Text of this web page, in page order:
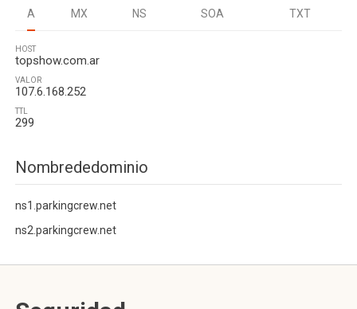
A MX NS SOA TXT
HOST
topshow.com.ar
VALOR
107.6.168.252
TTL
299
Nombrededominio
ns1.parkingcrew.net
ns2.parkingcrew.net